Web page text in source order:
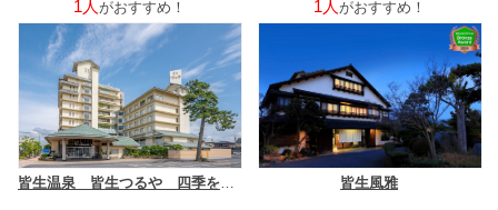
1人 がおすすめ！ 1人 がおすすめ！
皆生風雅